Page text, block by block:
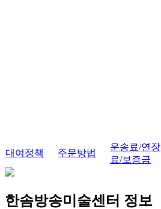
대여정책 주문방법
운송료/연장
료/보증금
한솜방송미술센터 정보